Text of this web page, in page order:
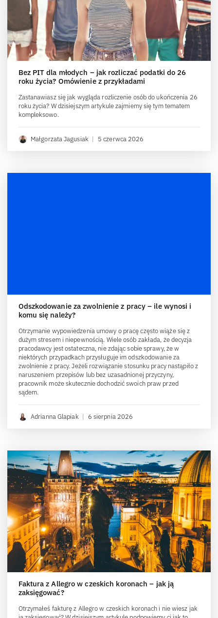
Bez PIT dla młodych – jak rozliczać podatki do 26
roku życia? Omówienie z przykładami
Zastanawiasz się jak wygląda rozliczenie osób do ukończenia 26
roku życia? W dzisiejszym artykule zajmiemy się tym tematem
kompleksowo.
Małgorzata Jagusiak | 5 czerwca 2026
Odszkodowanie za zwolnienie z pracy – ile wynosi i
komu się należy?
Otrzymanie wypowiedzenia umowy o pracę często wiąże się z
dużym stresem i niepewnością. Wiele osób zakłada, że decyzja
pracodawcy jest ostateczna, nie zdając sobie sprawy, że w
niektórych przypadkach przysługuje im odszkodowanie za
zwolnienie z pracy. Jeżeli rozwiązanie stosunku pracy nastąpiło z
naruszeniem przepisów lub bez uzasadnionej przyczyny,
pracownik może skutecznie dochodzić swoich praw przed
sądem.
Adrianna Glapiak | 6 sierpnia 2026
Faktura z Allegro w czeskich koronach – jak ją
zaksięgować?
Otrzymałeś fakturę z Allegro w czeskich koronach i nie wiesz jak